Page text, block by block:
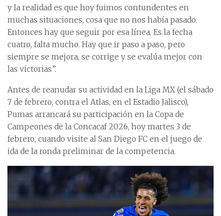
y la realidad es que hoy fuimos contundentes en
muchas situaciones, cosa que no nos había pasado.
Entonces hay que seguir por esa línea. Es la fecha
cuatro, falta mucho. Hay que ir paso a paso, pero
siempre se mejora, se corrige y se evalúa mejor con
las victorias”.
Antes de reanudar su actividad en la Liga MX (el sábado
7 de febrero, contra el Atlas, en el Estadio Jalisco),
Pumas arrancará su participación en la Copa de
Campeones de la Concacaf 2026, hoy martes 3 de
febrero, cuando visite al San Diego FC en el juego de
ida de la ronda preliminar de la competencia.